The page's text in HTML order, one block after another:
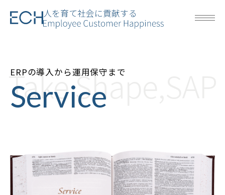
人を育て社会に貢献する
ERPの導入から運用保守まで
Take Shape,SAP
Service